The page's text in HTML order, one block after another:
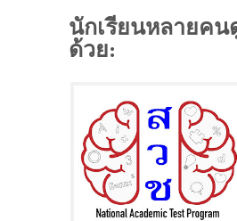
นักเรียนหลายค
ด้วย: